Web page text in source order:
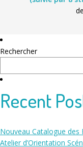
Rechercher
Recent
Nouveau Catalogue des
Atelier d’Orientation